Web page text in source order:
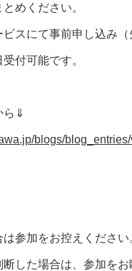
ください。
にて事前申し込み（
可能です。
クから⇓
blogs/
参加をお控えください
した場合は、参加を